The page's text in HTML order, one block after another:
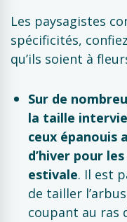
Les paysagistes
spécificités,
qu’ils soient à
Sur de
la taille
ceux épanouis
d’hiver pour
estivale. Il est
de tailler
coupant au ras